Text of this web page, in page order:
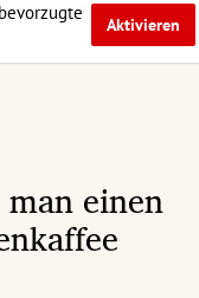
Aktivieren
einen